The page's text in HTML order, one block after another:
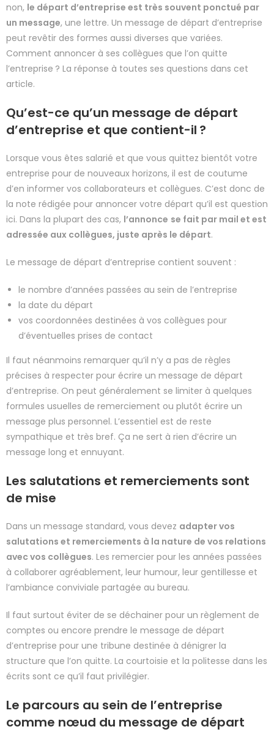
non, le départ d’entreprise est très souvent ponctué par
un message, une lettre. Un message de départ d’entreprise
peut revêtir des formes aussi diverses que variées.
Comment annoncer à ses collègues que l’on quitte
l’entreprise ? La réponse à toutes ses questions dans cet
article.
Qu’est-ce qu’un message de départ
d’entreprise et que contient-il ?
Lorsque vous êtes salarié et que vous quittez bientôt votre
entreprise pour de nouveaux horizons, il est de coutume
d’en informer vos collaborateurs et collègues. C’est donc de
la note rédigée pour annoncer votre départ qu’il est question
ici. Dans la plupart des cas, l’annonce se fait par mail et est
adressée aux collègues, juste après le départ.
Le message de départ d’entreprise contient souvent :
le nombre d’années passées au sein de l’entreprise
la date du départ
vos coordonnées destinées à vos collègues pour
d’éventuelles prises de contact
Il faut néanmoins remarquer qu’il n’y a pas de règles
précises à respecter pour écrire un message de départ
d’entreprise. On peut généralement se limiter à quelques
formules usuelles de remerciement ou plutôt écrire un
message plus personnel. L’essentiel est de reste
sympathique et très bref. Ça ne sert à rien d’écrire un
message long et ennuyant.
Les salutations et remerciements sont
de mise
Dans un message standard, vous devez adapter vos
salutations et remerciements à la nature de vos relations
avec vos collègues. Les remercier pour les années passées
à collaborer agréablement, leur humour, leur gentillesse et
l’ambiance conviviale partagée au bureau.
Il faut surtout éviter de se déchainer pour un règlement de
comptes ou encore prendre le message de départ
d’entreprise pour une tribune destinée à dénigrer la
structure que l’on quitte. La courtoisie et la politesse dans les
écrits sont ce qu’il faut privilégier.
Le parcours au sein de l’entreprise
comme nœud du message de départ